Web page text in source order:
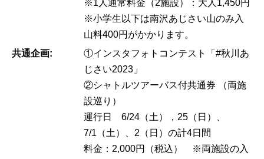
※1人通常料金（2施設）：大人1,450円
※小学生以下は南沢あじさい山のみ入
山料400円がかかります。
共通企画:
①インスタフォトコンテスト「#秋川あ
じさい2023」
②シャトルツアーバス付共通券 （両施
設巡り）
運行日 6/24（土），25（日）、
7/1（土）、2（日）の計4日間
料金：2,000円（税込） ※両施設の入